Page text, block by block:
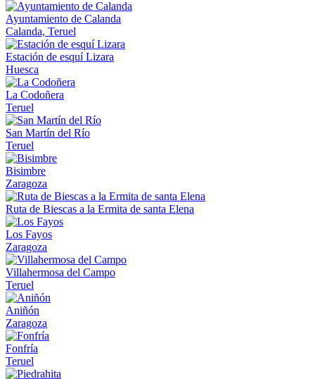
Ayuntamiento de Calanda
Calanda, Teruel
Estación de esquí Lizara
Huesca
La Codoñera
Teruel
San Martín del Río
Teruel
Bisimbre
Zaragoza
Ruta de Biescas a la Ermita de santa Elena
Los Fayos
Zaragoza
Villahermosa del Campo
Teruel
Aniñón
Zaragoza
Fonfría
Teruel